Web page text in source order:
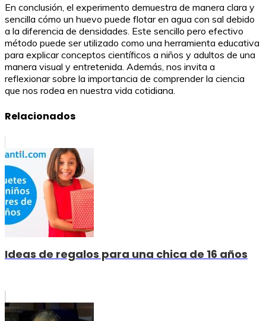
En conclusión, el experimento demuestra de manera clara y
sencilla cómo un huevo puede flotar en agua con sal debido
a la diferencia de densidades. Este sencillo pero efectivo
método puede ser utilizado como una herramienta educativa
para explicar conceptos científicos a niños y adultos de una
manera visual y entretenida. Además, nos invita a
reflexionar sobre la importancia de comprender la ciencia
que nos rodea en nuestra vida cotidiana.
Relacionados
Ideas de regalos para una chica de 16 años